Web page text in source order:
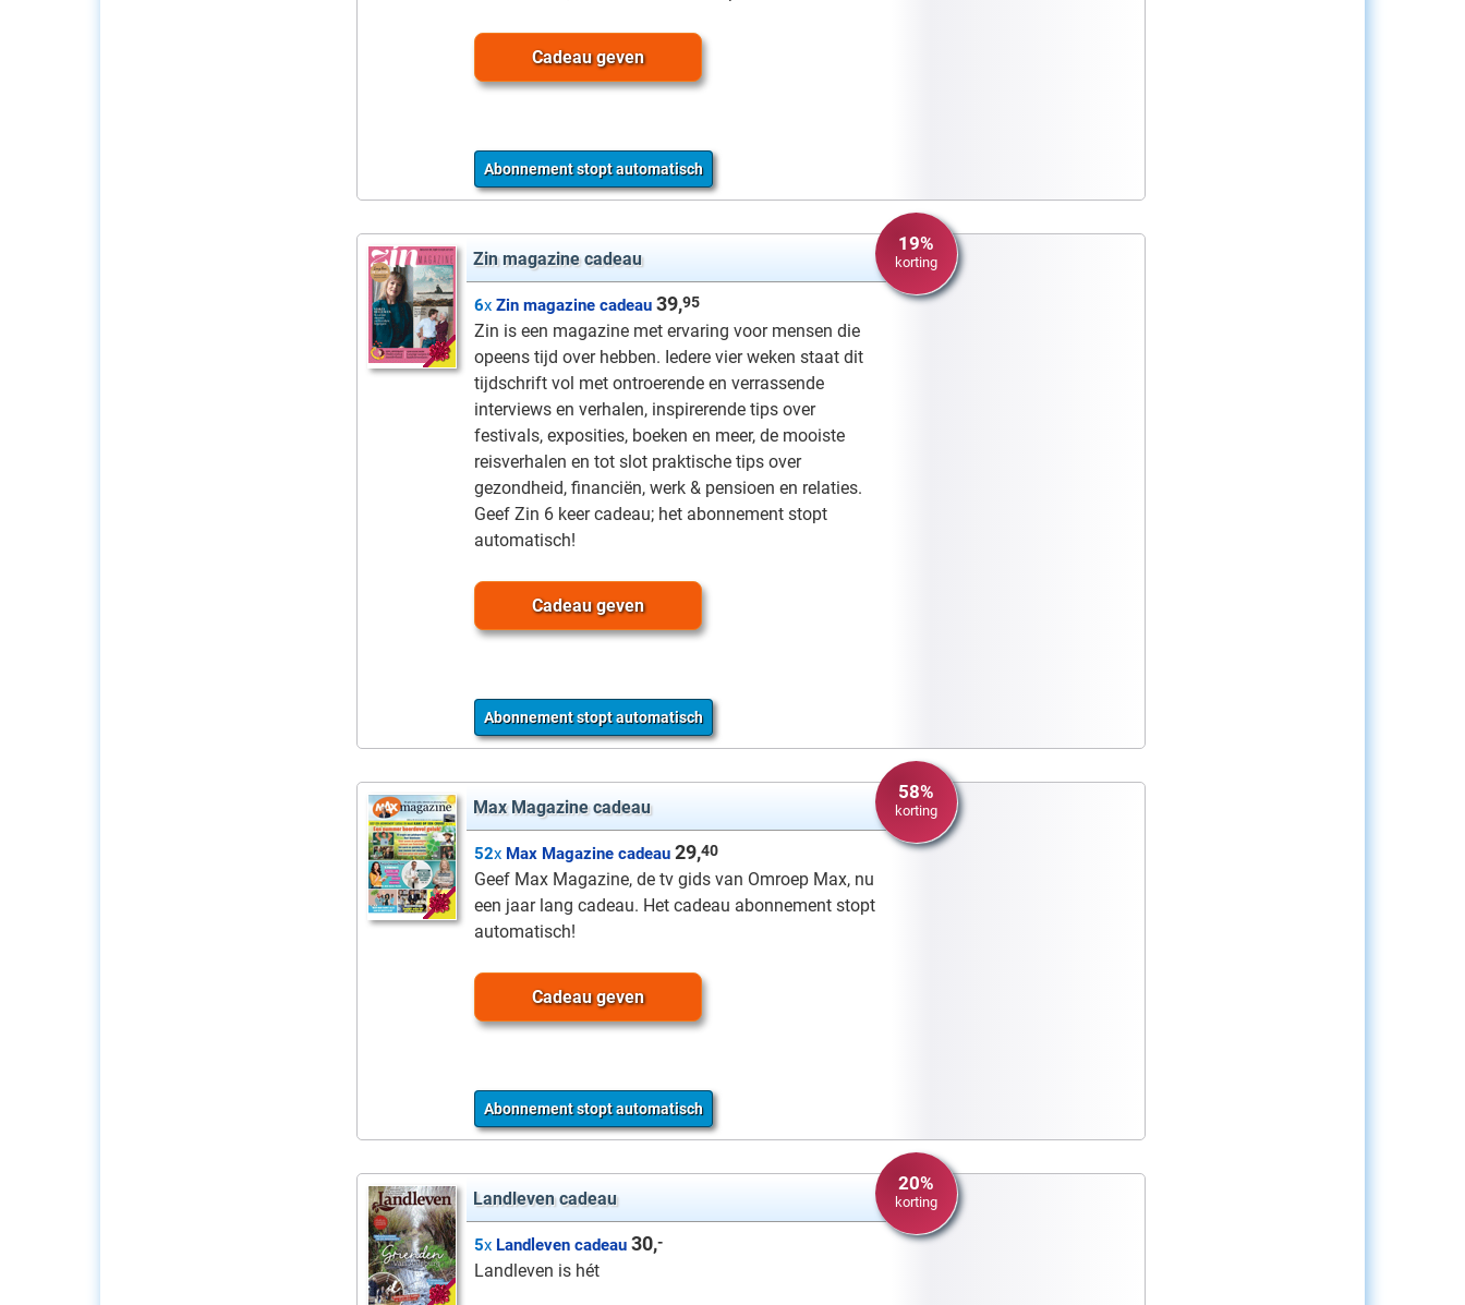
Cadeau geven
Abonnement stopt automatisch
Zin magazine cadeau
6x Zin magazine cadeau 39,95
Zin is een magazine met ervaring voor mensen die
opeens tijd over hebben. Iedere vier weken staat dit
tijdschrift vol met ontroerende en verrassende
interviews en verhalen, inspirerende tips over
festivals, exposities, boeken en meer, de mooiste
reisverhalen en tot slot praktische tips over
gezondheid, financiën, werk & pensioen en relaties.
Geef Zin 6 keer cadeau; het abonnement stopt
automatisch!
Cadeau geven
19%
korting
Abonnement stopt automatisch
Max Magazine cadeau
52x Max Magazine cadeau 29,40
Geef Max Magazine, de tv gids van Omroep Max, nu
een jaar lang cadeau. Het cadeau abonnement stopt
automatisch!
Cadeau geven
58%
korting
Abonnement stopt automatisch
Landleven cadeau
5x Landleven cadeau 30,-
Landleven is hét
20%
korting